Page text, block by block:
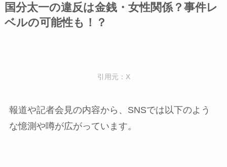
国分太一の違反は金銭・女性関係？事件レ
ベルの可能性も！？
引用元：X
報道や記者会見の内容から、SNSでは以下のよう
な憶測や噂が広がっています。